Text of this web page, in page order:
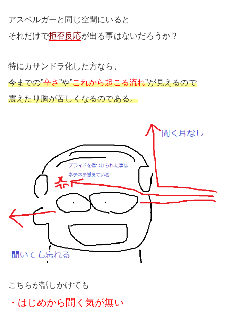
アスペルガーと同じ空間にいると
それだけで拒否反応が出る事はないだろうか？
特にカサンドラ化した方なら、
今までの”辛さ”や”これから起こる流れ”が見えるので
震えたり胸が苦しくなるのである。
こちらが話しかけても
・はじめから聞く気が無い